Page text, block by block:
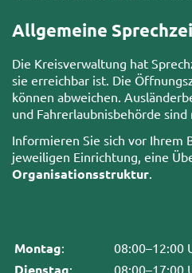
Allgemeine
Die Kreisverwaltung hat
sie erreichbar ist. Die
können abweichen.
und Fahrerlaubnisbehörde
Informieren Sie sich vor Ihrem
jeweiligen Einrichtung, eine
Organisationsstruktur
Montag: 08:00–12:00
: 08:00–17:00